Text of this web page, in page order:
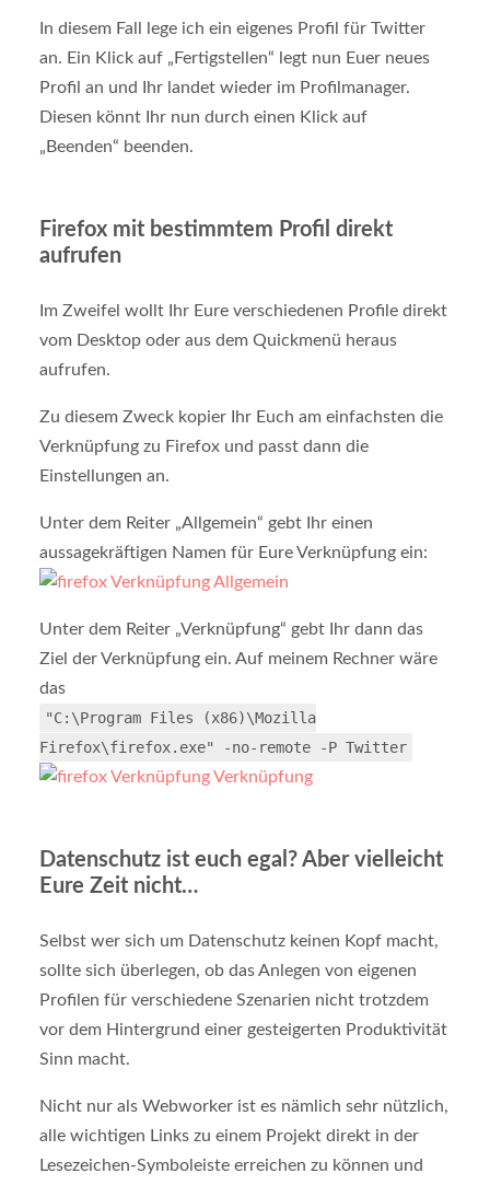
In diesem Fall lege ich ein eigenes Profil für Twitter
an. Ein Klick auf „Fertigstellen“ legt nun Euer neues
Profil an und Ihr landet wieder im Profilmanager.
Diesen könnt Ihr nun durch einen Klick auf
„Beenden“ beenden.
Firefox mit bestimmtem Profil direkt
aufrufen
Im Zweifel wollt Ihr Eure verschiedenen Profile direkt
vom Desktop oder aus dem Quickmenü heraus
aufrufen.
Zu diesem Zweck kopier Ihr Euch am einfachsten die
Verknüpfung zu Firefox und passt dann die
Einstellungen an.
Unter dem Reiter „Allgemein“ gebt Ihr einen
aussagekräftigen Namen für Eure Verknüpfung ein:
Unter dem Reiter „Verknüpfung“ gebt Ihr dann das
Ziel der Verknüpfung ein. Auf meinem Rechner wäre
das
"C:\Program Files (x86)\Mozilla
Firefox\firefox.exe" -no-remote -P Twitter
Datenschutz ist euch egal? Aber vielleicht
Eure Zeit nicht…
Selbst wer sich um Datenschutz keinen Kopf macht,
sollte sich überlegen, ob das Anlegen von eigenen
Profilen für verschiedene Szenarien nicht trotzdem
vor dem Hintergrund einer gesteigerten Produktivität
Sinn macht.
Nicht nur als Webworker ist es nämlich sehr nützlich,
alle wichtigen Links zu einem Projekt direkt in der
Lesezeichen-Symboleiste erreichen zu können und